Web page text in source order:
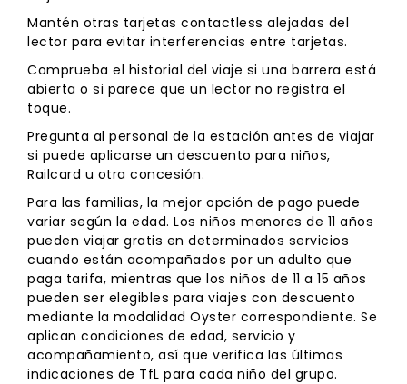
Mantén otras tarjetas contactless alejadas del
lector para evitar interferencias entre tarjetas.
Comprueba el historial del viaje si una barrera está
abierta o si parece que un lector no registra el
toque.
Pregunta al personal de la estación antes de viajar
si puede aplicarse un descuento para niños,
Railcard u otra concesión.
Para las familias, la mejor opción de pago puede
variar según la edad. Los niños menores de 11 años
pueden viajar gratis en determinados servicios
cuando están acompañados por un adulto que
paga tarifa, mientras que los niños de 11 a 15 años
pueden ser elegibles para viajes con descuento
mediante la modalidad Oyster correspondiente. Se
aplican condiciones de edad, servicio y
acompañamiento, así que verifica las últimas
indicaciones de TfL para cada niño del grupo.